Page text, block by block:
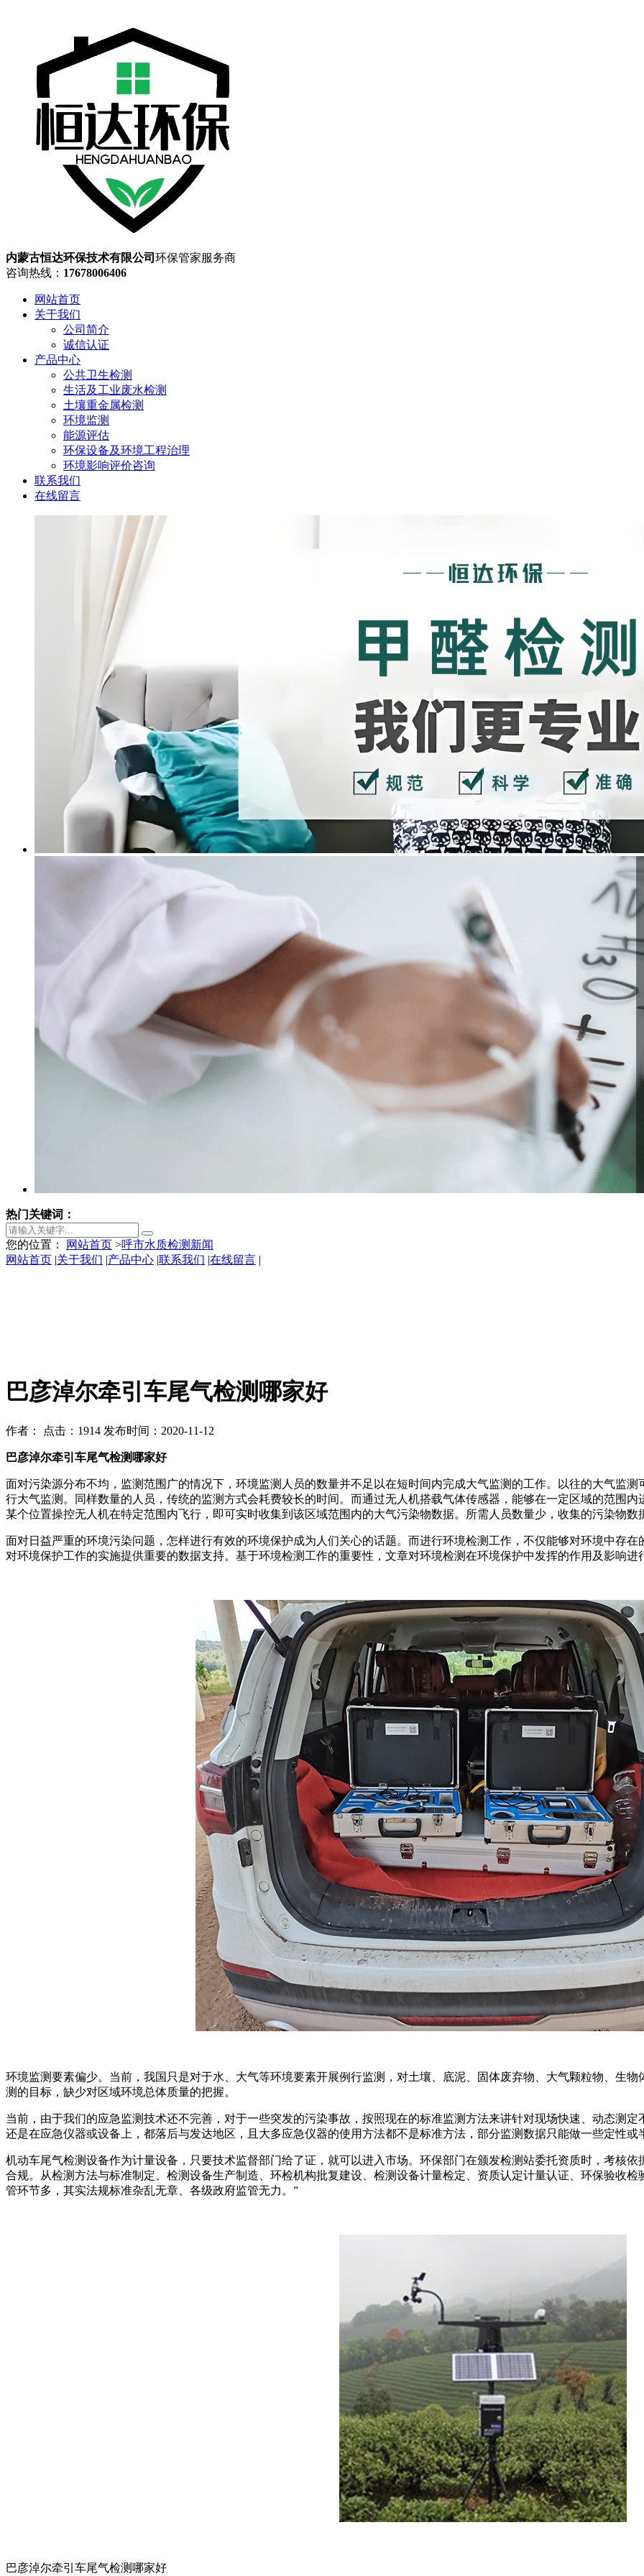
内蒙古恒达环保技术有限公司 环保管家服务商
咨询热线： 17678006406
网站首页
关于我们
公司简介
诚信认证
产品中心
公共卫生检测
生活及工业废水检测
土壤重金属检测
环境监测
能源评估
环保设备及环境工程治理
环境影响评价咨询
联系我们
在线留言
热门关键词：
您的位置： 网站首页 >呼市水质检测新闻
巴彦淖尔牵引车尾气检测哪家好
作者： 点击：1914 发布时间：2020-11-12
巴彦淖尔牵引车尾气检测哪家好
面对污染源分布不均，监测范围广的情况下，环境监测人员的数量并不足以在短时间内完成大气监测的工作。以往的大气监
行大气监测。同样数量的人员，传统的监测方式会耗费较长的时间。而通过无人机搭载气体传感器，能够在一定区域的范围
某个位置操控无人机在特定范围内飞行，即可实时收集到该区域范围内的大气污染物数据。所需人员数量少，收集的污染物数
面对日益严重的环境污染问题，怎样进行有效的环境保护成为人们关心的话题。而进行环境检测工作，不仅能够对环境中存
对环境保护工作的实施提供重要的数据支持。基于环境检测工作的重要性，文章对环境检测在环境保护中发挥的作用及影响
环境监测要素偏少。当前，我国只是对于水、大气等环境要素开展例行监测，对土壤、底泥、固体废弃物、大气颗粒物、生
测的目标，缺少对区域环境总体质量的把握。
当前，由于我们的应急监测技术还不完善，对于一些突发的污染事故，按照现在的标准监测方法来讲针对现场快速、动态测
还是在应急仪器或设备上，都落后与发达地区，且大多应急仪器的使用方法都不是标准方法，部分监测数据只能做一些定性或
机动车尾气检测设备作为计量设备，只要技术监督部门给了证，就可以进入市场。环保部门在颁发检测站委托资质时，考核
合规。从检测方法与标准制定、检测设备生产制造、环检机构批复建设、检测设备计量检定、资质认定计量认证、环保验收
管环节多，其实法规标准杂乱无章、各级政府监管无力。”
巴彦淖尔牵引车尾气检测哪家好
网站首页 |关于我们 |产品中心 |联系我们 |在线留言 |